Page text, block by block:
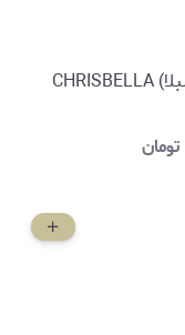
کوله پشتی دبستانی خرس آویز (کریسبلا) CHRISBELLA
تومان